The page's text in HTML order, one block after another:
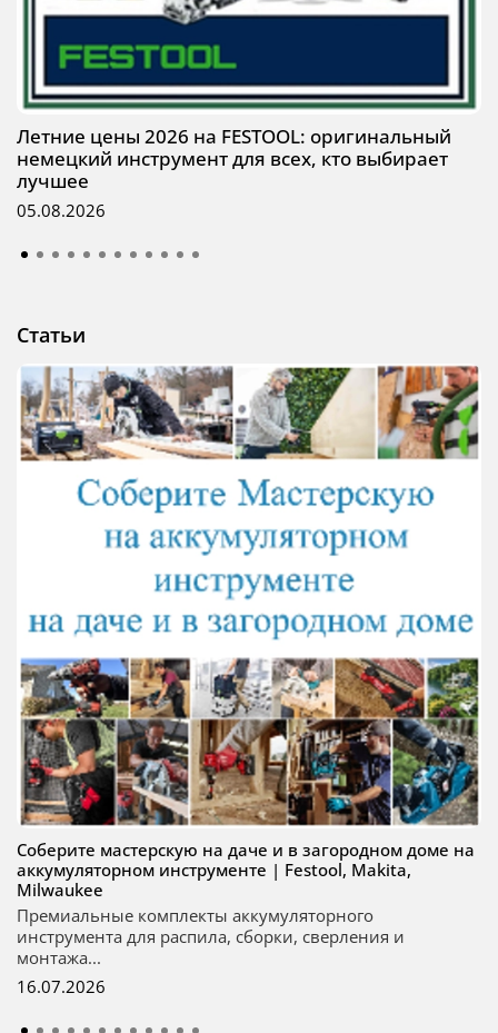
Летние цены 2026 на FESTOOL: оригинальный
немецкий инструмент для всех, кто выбирает
лучшее
05.08.2026
Статьи
Соберите мастерскую на даче и в загородном доме на
аккумуляторном инструменте | Festool, Makita,
Milwaukee
Премиальные комплекты аккумуляторного
инструмента для распила, сборки, сверления и
монтажа...
16.07.2026